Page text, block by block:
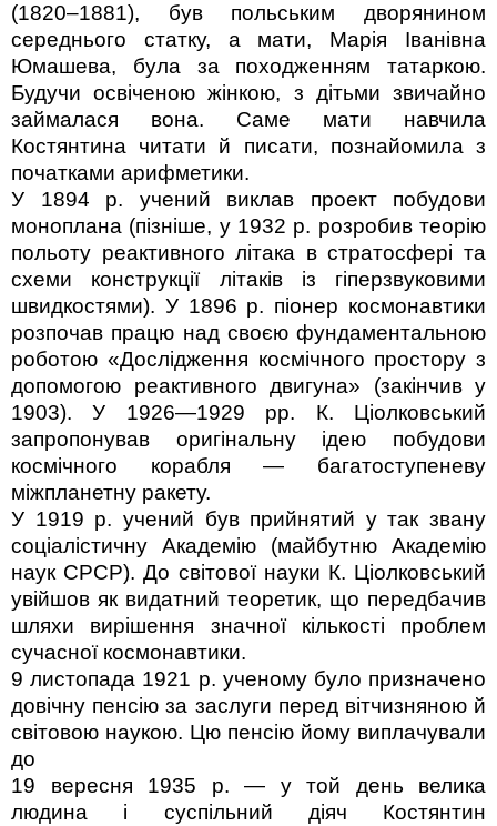
(1820–1881), був польським дворянином
середнього статку, а мати, Марія Іванівна
Юмашева, була за походженням татаркою.
Будучи освіченою жінкою, з дітьми звичайно
займалася вона. Саме мати навчила
Костянтина читати й писати, познайомила з
початками арифметики.
У 1894 р. учений виклав проект побудови
моноплана (пізніше, у 1932 р. розробив теорію
польоту реактивного літака в стратосфері та
схеми конструкції літаків із гіперзвуковими
швидкостями). У 1896 р. піонер космонавтики
розпочав працю над своєю фундаментальною
роботою «Дослідження космічного простору з
допомогою реактивного двигуна» (закінчив у
1903). У 1926—1929 рр. К. Ціолковський
запропонував оригінальну ідею побудови
космічного корабля — багатоступеневу
міжпланетну ракету.
У 1919 р. учений був прийнятий у так звану
соціалістичну Академію (майбутню Академію
наук СРСР). До світової науки К. Ціолковський
увійшов як видатний теоретик, що передбачив
шляхи вирішення значної кількості проблем
сучасної космонавтики.
9 листопада 1921 р. ученому було призначено
довічну пенсію за заслуги перед вітчизняною й
світовою наукою. Цю пенсію йому виплачували
до
19 вересня 1935 р. — у той день велика
людина і суспільний діяч Костянтин